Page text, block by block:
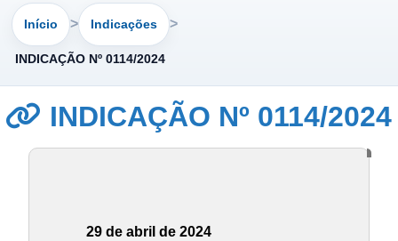
Início Indicações
INDICAÇÃO Nº 0114/2024
INDICAÇÃO Nº 0114/2024
29 de abril de 2024